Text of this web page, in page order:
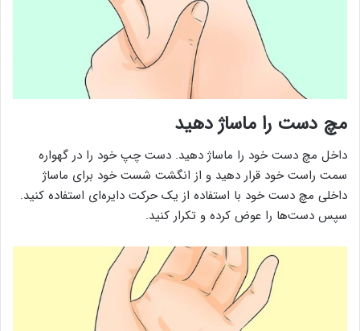
مچ دست را ماساژ دهید
داخل مچ دست خود را ماساژ دهید. دست چپ خود را در گهواره
سمت راست خود قرار دهید و از انگشت شست خود برای ماساژ
داخلی مچ دست خود با استفاده از یک حرکت دایره‌ای استفاده کنید.
سپس دست‌ها را عوض کرده و تکرار کنید.